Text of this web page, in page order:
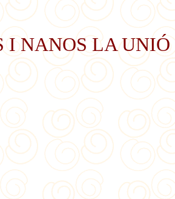
I NANOS LA UNIÓ